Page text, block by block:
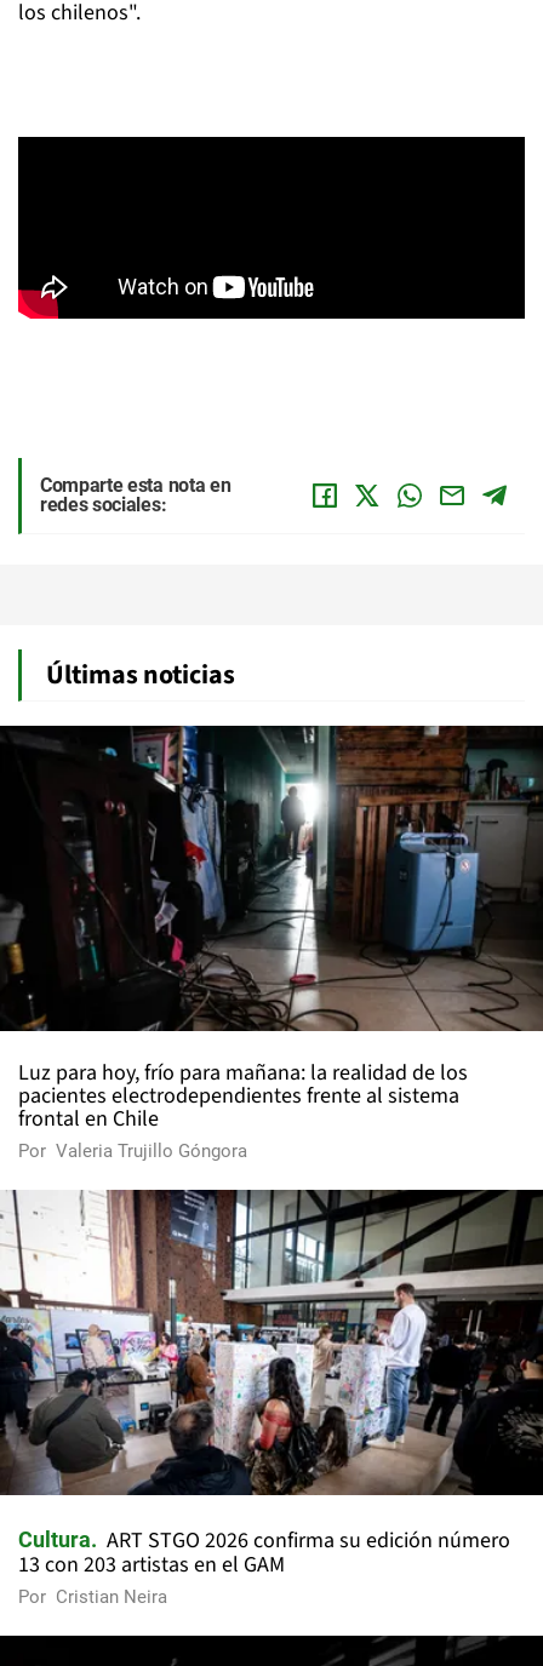
los chilenos".
Comparte esta nota en
redes sociales:
Últimas noticias
Luz para hoy, frío para mañana: la realidad de los
pacientes electrodependientes frente al sistema
frontal en Chile
Por Valeria Trujillo Góngora
Cultura
ART STGO 2026 confirma su edición número
13 con 203 artistas en el GAM
Por Cristian Neira